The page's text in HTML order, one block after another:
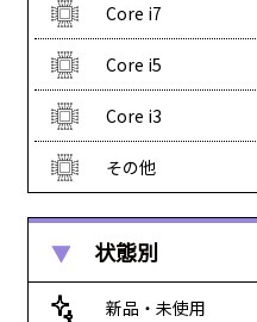
Core i7
Core i5
Core i3
その他
状態別
新品・未使用